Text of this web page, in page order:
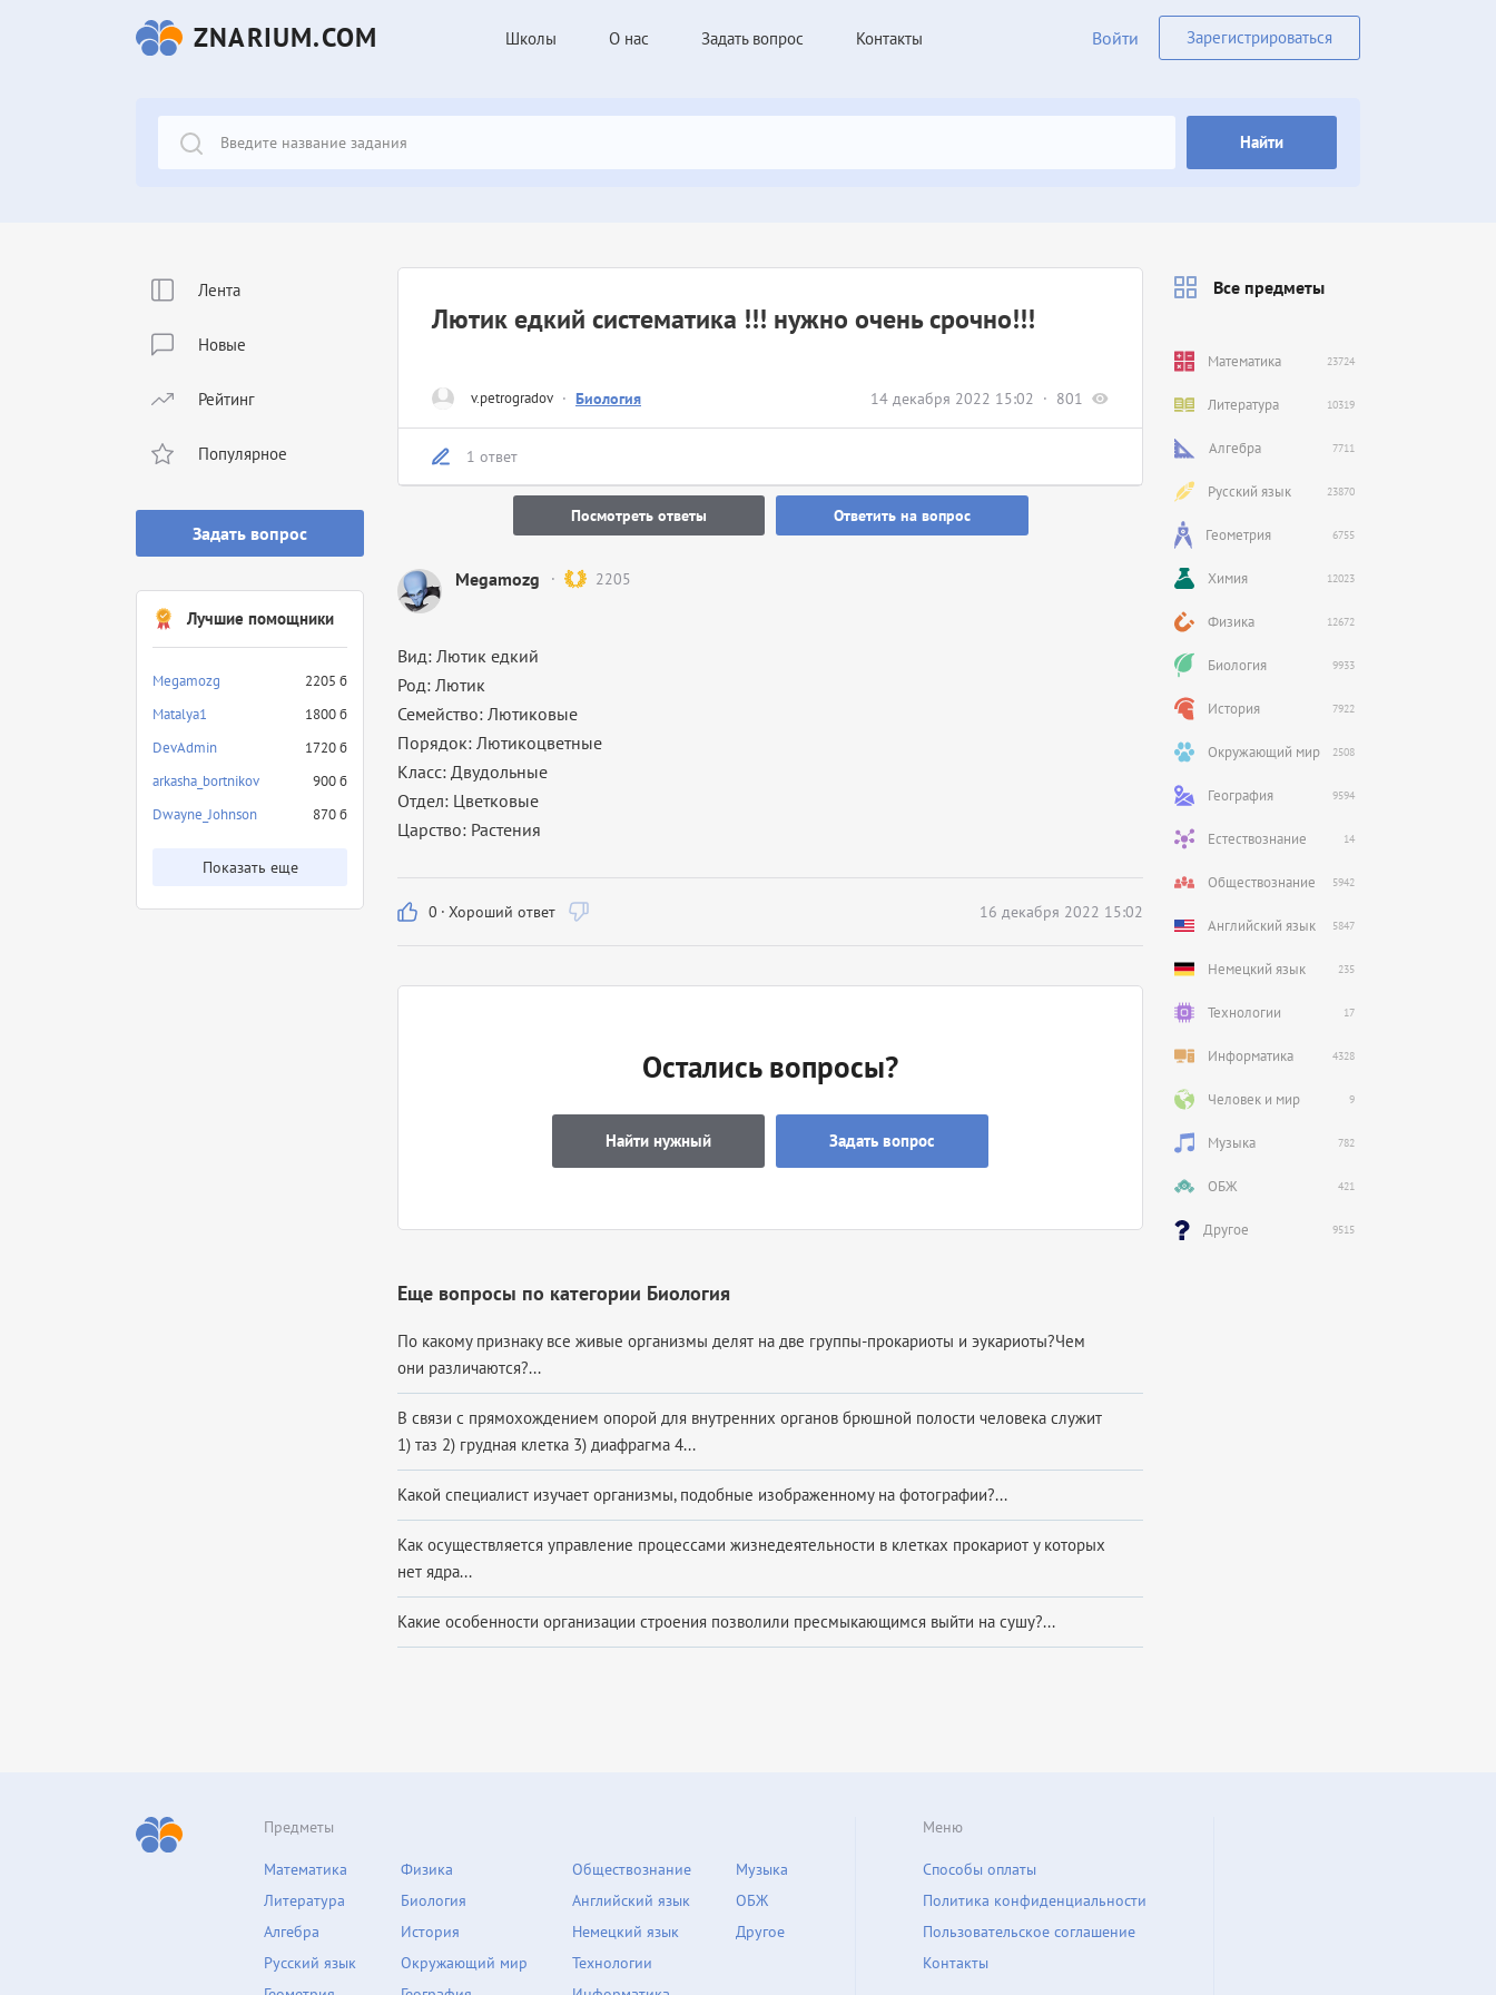
ZNARIUM.COM Школы О нас Задать вопрос Контакты Войти Зарегистрироваться
Найти
Лента
Новые
Рейтинг
Популярное
Задать вопрос
Лучшие помощники
Megamozg
2205 б
Matalya1
1800 б
DevAdmin
1720 б
arkasha_bortnikov
900 б
Dwayne_Johnson
870 б
Показать еще
v.petrogradov · Биология 14 декабря 2022 15:02 801
Лютик едкий систематика !!! нужно очень срочно!!!
1 ответ
Посмотреть ответы Ответить на вопрос
Megamozg 2205
Вид: Лютик едкий
Род: Лютик
Семейство: Лютиковые
Порядок: Лютикоцветные
Класс: Двудольные
Отдел: Цветковые
Царство: Растения
0 · Хороший ответ 16 декабря 2022 15:02
Остались вопросы?
Найти нужный Задать вопрос
Еще вопросы по категории Биология
По какому признаку все живые организмы делят на две группы-прокариоты и эукариоты?Чем
они различаются?...
В связи с пря­мо­хож­де­ни­ем опо­рой для внут­рен­них ор­га­нов брюш­ной по­ло­сти че­ло­ве­ка слу­жит
1) таз 2) груд­ная клет­ка 3) диа­фраг­ма 4...
Какой специалист изучает организмы, подобные изображенному на фотографии?​...
Как осуществляется управление процессами жизнедеятельности в клетках прокариот у которых
нет ядра...
Какие особенности организации строения позволили пресмыкающимся выйти на сушу?...
Все предметы
Математика 23724
Литература 10319
Алгебра 7711
Русский язык 23870
Геометрия 6755
Химия 12023
Физика 12672
Биология 9933
История 7922
Окружающий мир 2508
География 9594
Естествознание 14
Обществознание 5942
Английский язык 5847
Немецкий язык 235
Технологии 17
Информатика 4328
Человек и мир 9
Музыка 782
ОБЖ 421
Другое 9515
Предметы
Математика
Литература
Алгебра
Русский язык
Физика
Биология
История
Окружающий мир
Обществознание
Английский язык
Немецкий язык
Технологии
Музыка
ОБЖ
Другое
Меню
Способы оплаты
Политика конфиденциальности
Пользовательское соглашение
Контакты